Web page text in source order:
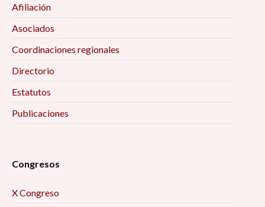
Afiliación
Asociados
Coordinaciones regionales
Directorio
Estatutos
Publicaciones
Congresos
X Congreso